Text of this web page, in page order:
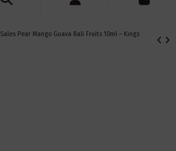
Sales Pear Mango Guava Bali Fruits 10ml – Kings